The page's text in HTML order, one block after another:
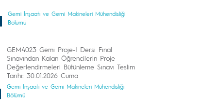
Gemi İnşaatı ve Gemi Makineleri Mühendisliği
Bölümü
GEM4023 Gemi Proje-I Dersi Final
Sınavından Kalan Öğrencilerin Proje
Değerlendirmeleri Bütünleme Sınavı Teslim
Tarihi: 30.01.2026 Cuma
Gemi İnşaatı ve Gemi Makineleri Mühendisliği
Bölümü